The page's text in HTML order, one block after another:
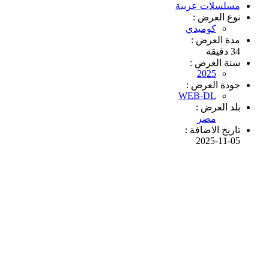
مسلسلات عربية
نوع العرض :
كوميدي
مدة العرض :
34 دقيقة
سنة العرض :
2025
جودة العرض :
WEB-DL
بلد العرض :
مصر
تاريخ الاضافة :
2025-11-05